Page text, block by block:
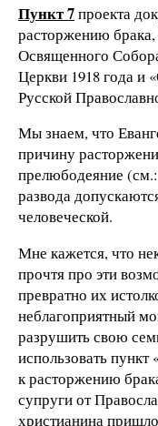
Пункт 7проекта
расторжению
Освященного
Церкви 1918 года и
Русской
Мы знаем, что
причину
прелюбодеяние
развода
человеческой.
Мне кажется, что
прочтя про эти
превратно их
неблагоприятный
разрушить свою
использовать
к расторжению
супруги от
христианина